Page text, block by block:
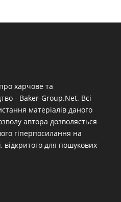
харчове та
- Baker-Group.Net. Всі
матеріалів даного
автора дозволяється
гіперпосилання на
відкритого для пошукових